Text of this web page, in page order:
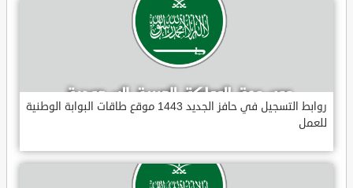
روابط التسجيل في حافز الجديد 1443 موقع طاقات البوابة الوطنية
للعمل